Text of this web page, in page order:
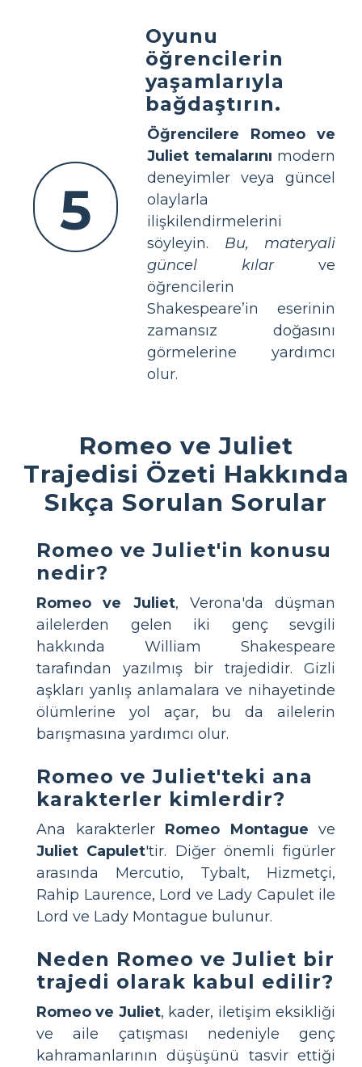
5
Oyunu
öğrencilerin
yaşamlarıyla
bağdaştırın.
Öğrencilere Romeo ve
Juliet temalarını modern
deneyimler veya güncel
olaylarla
ilişkilendirmelerini
söyleyin. Bu, materyali
güncel kılarve
öğrencilerin
Shakespeare’in eserinin
zamansız doğasını
görmelerine yardımcı
olur.
Romeo ve Juliet
Trajedisi Özeti Hakkında
Sıkça Sorulan Sorular
Romeo ve Juliet'in konusu
nedir?
Romeo ve Juliet, Verona'da düşman
ailelerden gelen iki genç sevgili
hakkında William Shakespeare
tarafından yazılmış bir trajedidir. Gizli
aşkları yanlış anlamalara ve nihayetinde
ölümlerine yol açar, bu da ailelerin
barışmasına yardımcı olur.
Romeo ve Juliet'teki ana
karakterler kimlerdir?
Ana karakterler Romeo Montague ve
Juliet Capulet'tir. Diğer önemli figürler
arasında Mercutio, Tybalt, Hizmetçi,
Rahip Laurence, Lord ve Lady Capulet ile
Lord ve Lady Montague bulunur.
Neden Romeo ve Juliet bir
trajedi olarak kabul edilir?
Romeo ve Juliet, kader, iletişim eksikliği
ve aile çatışması nedeniyle genç
kahramanlarının düşüşünü tasvir ettiği